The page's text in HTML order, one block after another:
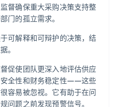
监督确保重大采购决策支持整
门的孤立需求。
可解释和可辩护的决策，结
。
促使团队更深入地评估供应
安全性和财务稳定性——这些
容易被忽视。它有助于在问
问题之前发现预警信号。